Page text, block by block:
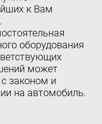
к Вам
оборудования
может
законом и
на автомобиль.